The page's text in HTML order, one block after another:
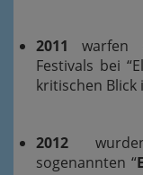
2011 warfen
Festivals bei
kritischen Blick
2012
sogenannten “